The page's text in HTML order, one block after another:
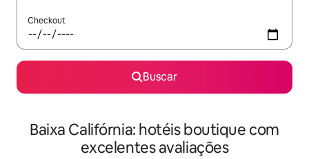
Checkout
Buscar
Baixa Califórnia: hotéis boutique com
excelentes avaliações